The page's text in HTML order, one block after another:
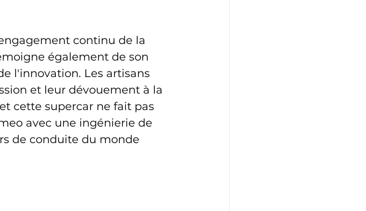
continu de la
également de son
l'innovation. Les artisans
et leur dévouement à la
cette supercar ne fait pas
avec une ingénierie de
de conduite du monde